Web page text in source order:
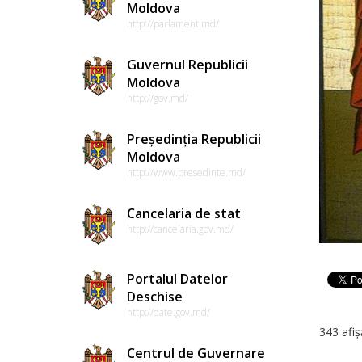
Moldova
http://parlament.md/
Guvernul Republicii
Moldova
http://gov.md/
Președinția Republicii
Moldova
http://www.presedinte.md/
Cancelaria de stat
http://cancelaria.gov.md/
Portalul Datelor
Deschise
http://date.gov.md/
Centrul de Guvernare
343